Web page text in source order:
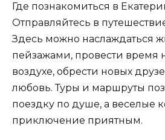
Где познакомиться в
Отправляйтесь в
Здесь можно наслаждаться
пейзажами, провести время
воздухе, обрести новых
любовь. Туры и маршруты
поездку по душе, а веселые
приключение приятным.